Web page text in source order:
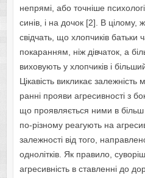
непрямі, або точніше
синів, і на дочок [2]. В цілому,
свідчать, що хлопчиків батьки
покаранням, ніж дівчаток, а
виховують у хлопчиків і
Цікавість викликає залежність
ранні прояви агресивності з
що проявляється ними в більш
по-різному реагують на
залежності від того,
однолітків. Як правило,
агресивність в ставленні до